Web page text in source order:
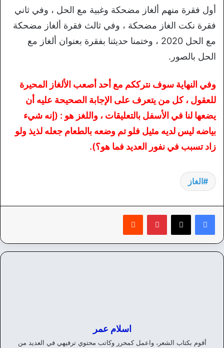
أول فقرة منهم ألغاز مضحكة وغبية مع الحل ، وفي ثاني
فقرة نكت الغاز مضحكة ، وفي ثالث فقرة ألغاز مضحكة
مع الحل 2020 ، وختمنا حديثنا بفقرة بعنوان ألغاز مع
الحل بالصور.
وفي النهاية سوف نترككم مع أحد أصعب الألغاز المحيرة
للعقول ، كل من يتعرف على الإجابة الصحيحة عليه أن
يضعها لنا في الأسفل بالتعليقات ، واللغز هو : (إنه شيء
بياضه ليس لديه مثيل فلو تم وضعه بالطعام جعله لذيذ ولو
زاد تسبب في نفور العديد فما هو؟).
الغاز
بينتيريست
اسلام عمر
أقوم بكتاب الشعر، واعمل كمحرر وكاتب محتوي ترفيهي في العديد من